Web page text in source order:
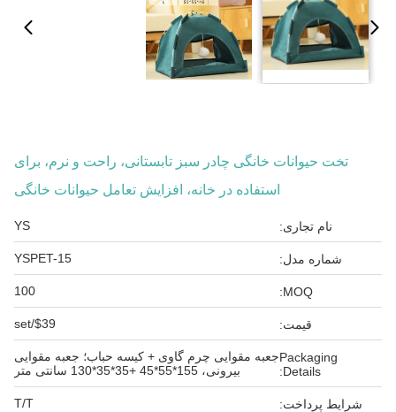
تخت حیوانات خانگی چادر سبز تابستانی، راحت و نرم، برای
استفاده در خانه، افزایش تعامل حیوانات خانگی
نام تجاری: YS
شماره مدل: YSPET-15
MOQ:
100
قیمت: $39/set
Packaging
Details:
جعبه مقوایی چرم گاوی + کیسه حباب؛ جعبه مقوایی
بیرونی، 155*55*45 +35*35*130 سانتی متر
شرایط پرداخت: T/T